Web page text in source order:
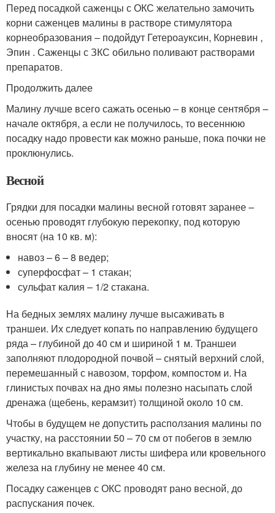
Перед посадкой саженцы с ОКС желательно замочить
корни саженцев малины в растворе стимулятора
корнеобразования – подойдут Гетероауксин, Корневин ,
Эпин . Саженцы с ЗКС обильно поливают растворами
препаратов.
Продолжить далее
Малину лучше всего сажать осенью – в конце сентября –
начале октября, а если не получилось, то весеннюю
посадку надо провести как можно раньше, пока почки не
проклюнулись.
Весной
Грядки для посадки малины весной готовят заранее –
осенью проводят глубокую перекопку, под которую
вносят (на 10 кв. м):
навоз – 6 – 8 ведер;
суперфосфат – 1 стакан;
сульфат калия – 1/2 стакана.
На бедных землях малину лучше высаживать в
траншеи. Их следует копать по направлению будущего
ряда – глубиной до 40 см и шириной 1 м. Траншеи
заполняют плодородной почвой – снятый верхний слой,
перемешанный с навозом, торфом, компостом и. На
глинистых почвах на дно ямы полезно насыпать слой
дренажа (щебень, керамзит) толщиной около 10 см.
Чтобы в будущем не допустить расползания малины по
участку, на расстоянии 50 – 70 см от побегов в землю
вертикально вкапывают листы шифера или кровельного
железа на глубину не менее 40 см.
Посадку саженцев с ОКС проводят рано весной, до
распускания почек.